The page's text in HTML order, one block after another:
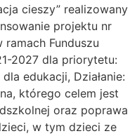
cieszy” realizowany
projektu nr
ramach Funduszu
2027 dla priorytetu:
edukacji, Działanie:
którego celem jest
oraz poprawa
w tym dzieci ze